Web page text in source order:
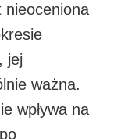
nieoceniona
jej
ważna.
wpływa na